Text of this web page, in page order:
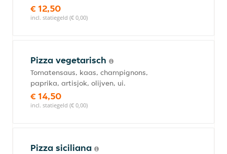
€ 12,50
incl. statiegeld (€ 0,00)
Pizza vegetarisch
Tomatensaus, kaas, champignons,
paprika, artisjok, olijven, ui.
€ 14,50
incl. statiegeld (€ 0,00)
Pizza siciliana